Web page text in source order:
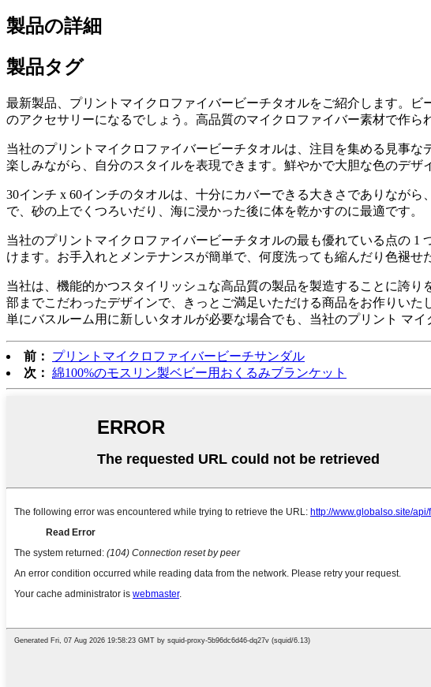
製品の詳細
製品タグ
最新製品、プリントマイクロファイバービーチタオルをご紹介します。
のアクセサリーになるでしょう。高品質のマイクロファイバー素材で作
当社のプリントマイクロファイバービーチタオルは、注目を集める見事
楽しみながら、自分のスタイルを表現できます。鮮やかで大胆な色のデ
30インチ x 60インチのタオルは、十分にカバーできる大きさでありなが
で、砂の上でくつろいだり、海に浸かった後に体を乾かすのに最適です。
当社のプリントマイクロファイバービーチタオルの最も優れている点の
けます。お手入れとメンテナンスが簡単で、何度洗っても縮んだり色褪
当社は、機能的かつスタイリッシュな高品質の製品を製造することに誇
部までこだわったデザインで、きっとご満足いただける商品をお作りい
単にバスルーム用に新しいタオルが必要な場合でも、当社のプリント マイ
前：
プリントマイクロファイバービーチサンダル
次： 綿100%のモスリン製ベビー用おくるみブランケット